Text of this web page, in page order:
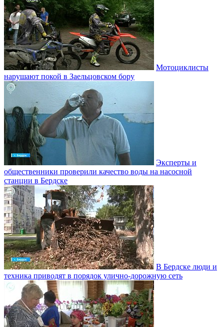
Мотоциклисты
нарушают покой в Заельцовском бору
Эксперты и
общественники проверили качество воды на насосной
станции в Бердске
В Бердске люди и
техника приводят в порядок улично‑дорожную сеть